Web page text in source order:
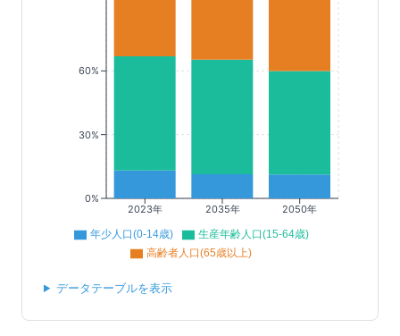
2023年 2035年 2050年
0%
30%
60%
年少人口(0-14歳)
生産年齢人口(15-64歳)
高齢者人口(65歳以上)
データテーブルを表示